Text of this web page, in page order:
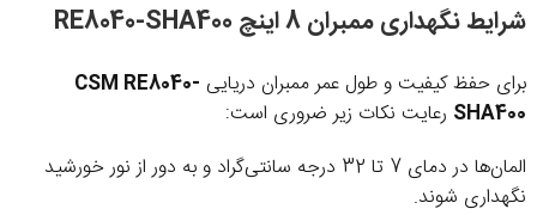
شرایط نگهداری ممبران 8 اینچ RE8040-SHA400
برای حفظ کیفیت و طول عمر ممبران دریایی CSM RE8040-
SHA400 رعایت نکات زیر ضروری است:
المان‌ها در دمای 7 تا 32 درجه سانتی‌گراد و به دور از نور خورشید
نگهداری شوند.